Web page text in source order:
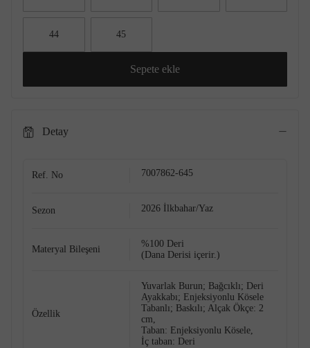
44 45
Sepete ekle
Detay
Ref. No 7007862-645
Sezon 2026 İlkbahar/Yaz
Materyal Bileşeni
%100 Deri
(Dana Derisi içerir.)
Özellik
Yuvarlak Burun; Bağcıklı; Deri
Ayakkabı; Enjeksiyonlu Kösele
Tabanlı; Baskılı; Alçak Ökçe: 2
cm,
Taban: Enjeksiyonlu Kösele,
İç taban: Deri